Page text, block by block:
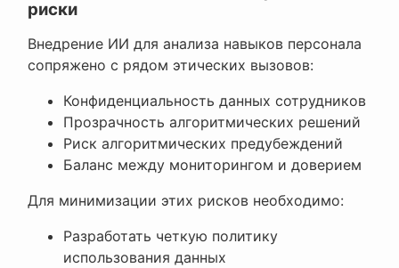
риски
Внедрение ИИ для анализа навыков персонала
сопряжено с рядом этических вызовов:
Конфиденциальность данных сотрудников
Прозрачность алгоритмических решений
Риск алгоритмических предубеждений
Баланс между мониторингом и доверием
Для минимизации этих рисков необходимо:
Разработать четкую политику
использования данных